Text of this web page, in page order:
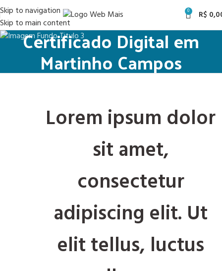
Skip to navigation
Skip to main content
0 R$
Certificado Digital em
Martinho Campos
Lorem ipsum dolor
sit amet,
consectetur
adipiscing elit. Ut
elit tellus, luctus